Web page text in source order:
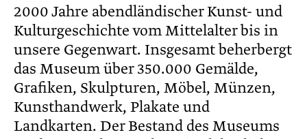
2000 Jahre abendländischer Kunst- und
Kulturgeschichte vom Mittelalter bis in
unsere Gegenwart. Insgesamt beherbergt
das Museum über 350.000 Gemälde,
Grafiken, Skulpturen, Möbel, Münzen,
Kunsthandwerk, Plakate und
Landkarten. Der Bestand des Museums